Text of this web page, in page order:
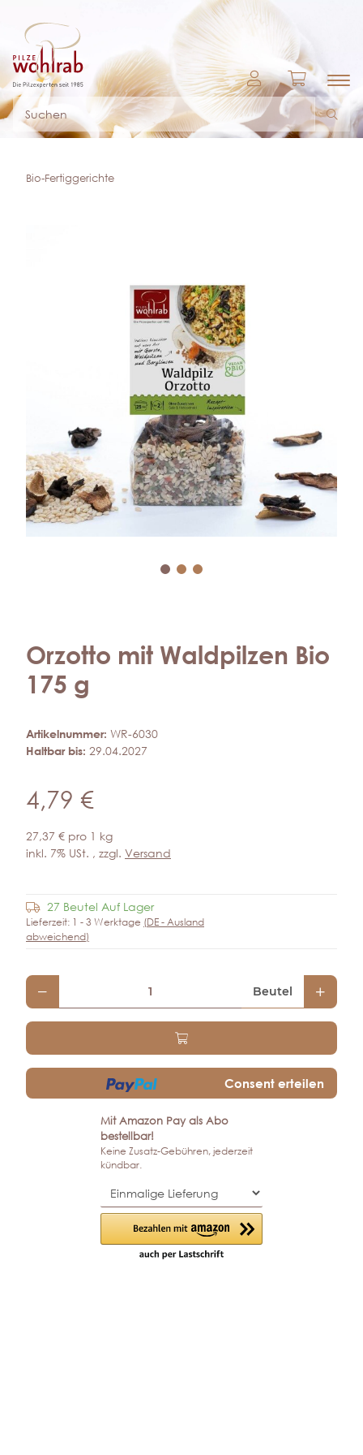
Bio-Fertiggerichte
Orzotto mit Waldpilzen Bio
175 g
Artikelnummer: WR-6030
Haltbar bis: 29.04.2027
4,79 €
27,37 € pro 1 kg
inkl. 7% USt. , zzgl. Versand
27 Beutel Auf Lager
Lieferzeit: 1 - 3 Werktage (DE - Ausland
abweichend)
Beutel
Consent erteilen
Mit Amazon Pay als Abo
bestellbar!
Keine Zusatz-Gebühren, jederzeit
kündbar.